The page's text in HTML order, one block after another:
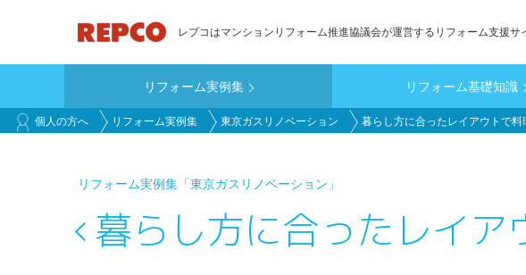
ン
ン
テ
レプコはマンションリフォーム推進協議会が運営するリフォーム支援サ
main_customer
リフォーム実例集 リフォーム基礎知識
個人の方へ リフォーム実例集 東京ガスリノベーション 暮らし方に合ったレイアウトで料
リフォーム実例集 「東京ガスリノベーション」
暮らし方に合ったレイア